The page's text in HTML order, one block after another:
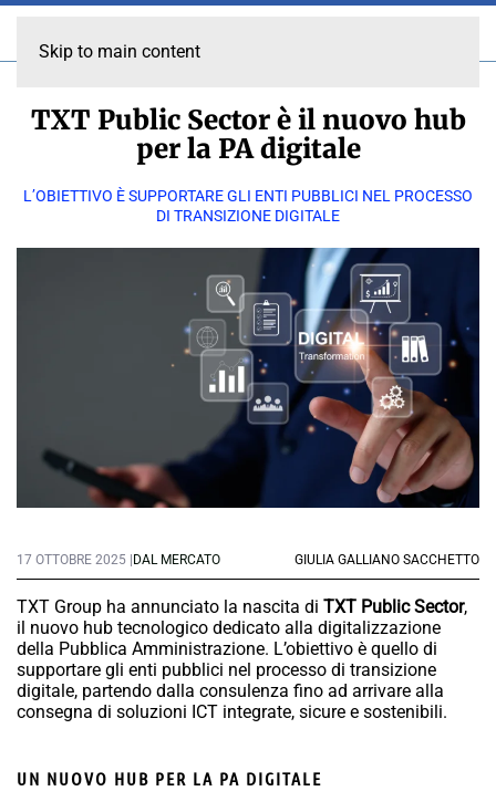
Skip to main content
TXT Public Sector è il nuovo hub
per la PA digitale
L’OBIETTIVO È SUPPORTARE GLI ENTI PUBBLICI NEL PROCESSO
DI TRANSIZIONE DIGITALE
17 OTTOBRE 2025 | DAL MERCATO GIULIA GALLIANO SACCHETTO
TXT Group ha annunciato la nascita di TXT Public Sector,
il nuovo hub tecnologico dedicato alla digitalizzazione
della Pubblica Amministrazione. L’obiettivo è quello di
supportare gli enti pubblici nel processo di transizione
digitale, partendo dalla consulenza fino ad arrivare alla
consegna di soluzioni ICT integrate, sicure e sostenibili.
UN NUOVO HUB PER LA PA DIGITALE